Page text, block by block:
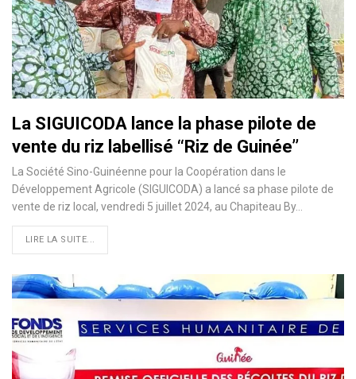
La SIGUICODA lance la phase pilote de
vente du riz labellisé ‘‘Riz de Guinée’’
La Société Sino-Guinéenne pour la Coopération dans le
Développement Agricole (SIGUICODA) a lancé sa phase pilote de
vente de riz local, vendredi 5 juillet 2024, au Chapiteau By…
LIRE LA SUITE...